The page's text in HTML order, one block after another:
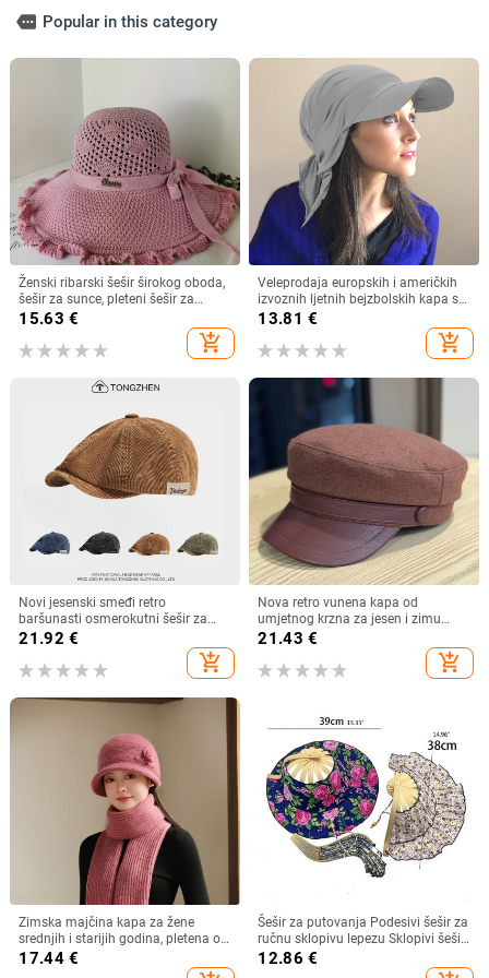
more Popular in this category
Ženski ribarski šešir širokog oboda,
šešir za sunce, pleteni šešir za
sunce, šešir za odmor na plaži, šešir
15.63 €
add_shopping_cart
Veleprodaja europskih i američkih
izvoznih ljetnih bejzbolskih kapa s
vezicom na leđima, vanjski šešir,
13.81 €
add_shopping_cart
Novi jesenski smeđi retro
baršunasti osmerokutni šešir za
muškarce i žene, nošen unatrag s
beretkom, univerzalni šešir u jednoj
boji za jesen i zimu
21.92 €
add_shopping_cart
Nova retro vunena kapa od
umjetnog krzna za jesen i zimu
2025. za žene, britanski
osmerokutni ravni cilindar za
književna putovanja
21.43 €
add_shopping_cart
Zimska majčina kapa za žene
srednjih i starijih godina, pletena od
zečjeg krzna, otporna na hladnoću,
topla, vunena kapa plus baršunasta
17.44€
Šešir za putovanja Podesivi šešir za
ručnu sklopivu lepezu Sklopivi šešir
od bambusa i lepeza Ljetna plaža
12.86 €